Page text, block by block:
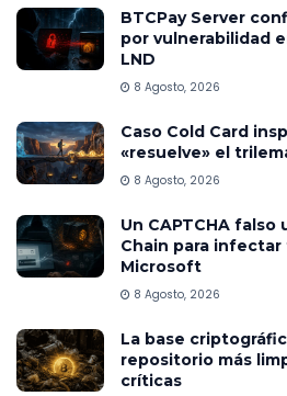
BTCPay Server
por vulnerabilidad
LND
8 Agosto, 2026
Caso Cold Card
«resuelve» el
8 Agosto, 2026
Un CAPTCHA
Chain para
Microsoft
8 Agosto, 2026
La base
repositorio más
críticas